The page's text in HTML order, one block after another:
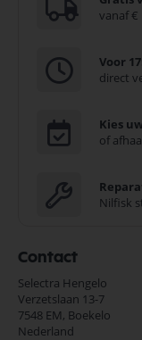
vanaf €
Voor
direct
Kies
of
Nilfisk
Contact
Selectra Hengelo
Verzetslaan 13-7
7548 EM, Boekelo
Nederland